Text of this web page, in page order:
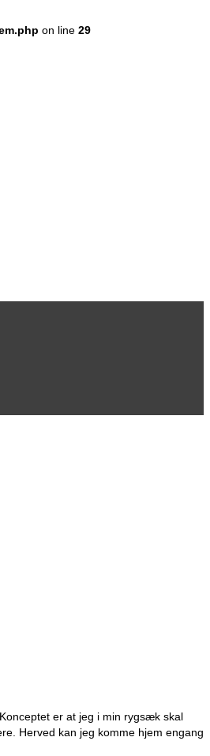
on line 29
er at jeg i min rygsæk skal
Herved kan jeg komme hjem engang